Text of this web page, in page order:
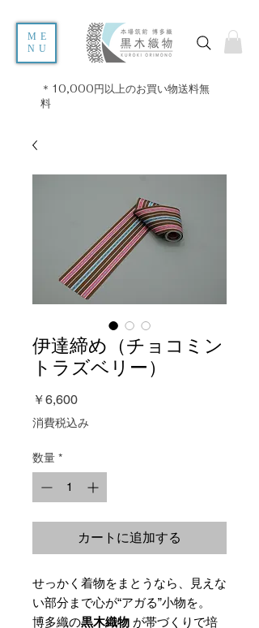
ME
NU
＊10,000円以上のお買い物送料無
料
伊達締め（チョコミン
トラズベリー）
￥6,600価
格
消費税込み
数量 *
カートに追加する
せっかく着物をまとうなら、見えな
い部分まで心が“アガる”小物を。
博多織の黒木織物 が帯づくりで培